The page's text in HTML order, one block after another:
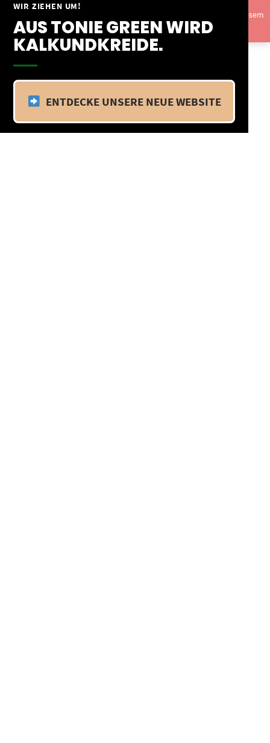
WIR ZIEHEN UM!
AUS TONIE GREEN WIRD
KALKUNDKREIDE.
ENTDECKE UNSERE NEUE WEBSITE
Springe
Inhalt
Vom 09.04.25 - 20.04.25 befinden wir uns im Betriebsurlaub. In diesem
Zeitraum findet kein Versand statt.Ausblenden